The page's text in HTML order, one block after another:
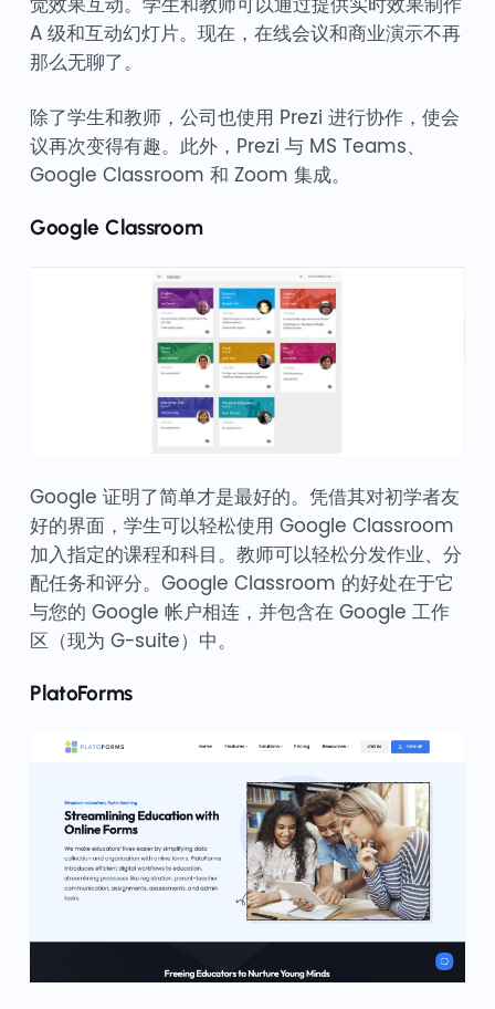
A 级和互动幻灯片。现在，在线会议和商业演示不再
那么无聊了。
除了学生和教师，公司也使用 Prezi 进行协作，使会
议再次变得有趣。此外，Prezi 与 MS Teams、
Google Classroom 和 Zoom 集成。
Google Classroom
Google 证明了简单才是最好的。凭借其对初学者友
好的界面，学生可以轻松使用 Google Classroom
加入指定的课程和科目。教师可以轻松分发作业、分
配任务和评分。Google Classroom 的好处在于它
与您的 Google 帐户相连，并包含在 Google 工作
区（现为 G-suite）中。
PlatoForms